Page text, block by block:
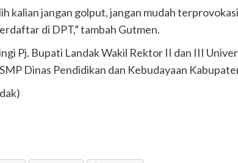
kalian jangan golput, jangan mudah
di DPT,” tambah Gutmen.
Pj. Bupati Landak Wakil Rektor II dan III
Dinas Pendidikan dan Kebudayaan